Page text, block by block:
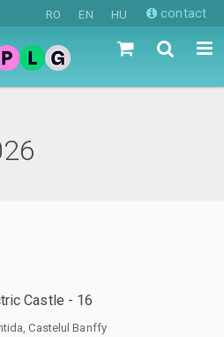
RO EN HU contact
Castle - 16
Castelul Banffy